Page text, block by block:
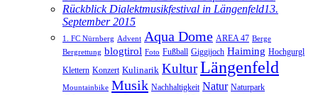
Rückblick Dialektmusikfestival in Längenfeld13.
September 2015
1. FC Nürnberg Advent Aqua Dome AREA 47 Berge
Bergrettung blogtirol Foto Fußball Giggijoch Haiming Hochgurgl
Klettern Konzert Kulinarik KulturLängenfeld
Mountainbike Musik Nachhaltigkeit Natur Naturpark